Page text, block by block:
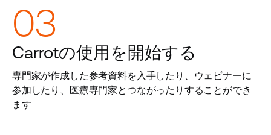
03
Carrotの使用を開始する
専門家が作成した参考資料を入手したり、ウェビナーに
参加したり、医療専門家とつながったりすることができ
ます